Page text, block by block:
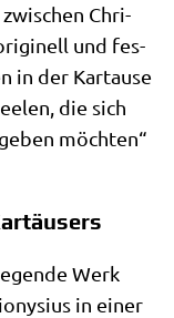
Chri­
und fes­
in der Kar­tau­se
die sich
möch­ten“
Werk
in einer